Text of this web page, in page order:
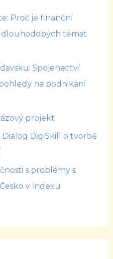
Proč je finanční
dlouhodobých témat
Spojenectví
na podnikání
projekt
DigiSkill o tvorbě
s problémy s
v Indexu